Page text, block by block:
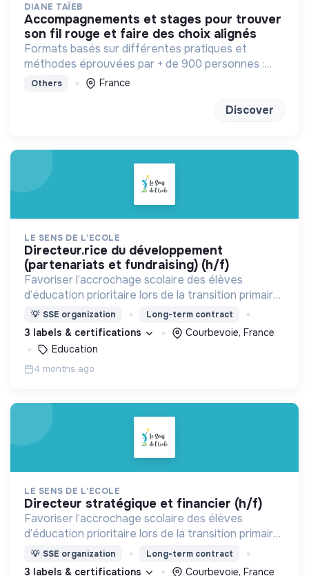
DIANE TAÏEB
accompagnements et stages pour trouver
son fil rouge et faire des choix alignés
Formats basés sur différentes pratiques et
méthodes éprouvées par + de 900 personnes :
bilan de competences, enneagramme et
Others France
Discover
LE SENS DE L'ECOLE
directeur.rice du développement
(partenariats et fundraising) (h/f)
Favoriser l’accrochage scolaire des élèves
d’éducation prioritaire lors de la transition primaire-
collège, pour leur permettre de prendre
pleinement leur place à l’école et dans la société.
💡 SSE organization Long-term contract
3 labels & certifications
Courbevoie, France
Education
4 months ago
LE SENS DE L'ECOLE
directeur stratégique et financier (h/f)
Favoriser l’accrochage scolaire des élèves
d’éducation prioritaire lors de la transition primaire-
collège, pour leur permettre de prendre
pleinement leur place à l’école et dans la société.
💡 SSE organization Long-term contract
3 labels & certifications
Courbevoie, France